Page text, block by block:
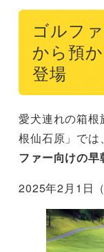
ゴルフ
から預
登場
愛犬連れの箱
根仙石原」では
ファー向けの早
2025年2月1日